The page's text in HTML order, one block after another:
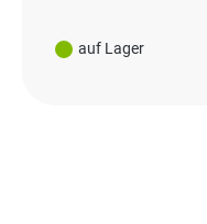
auf Lager